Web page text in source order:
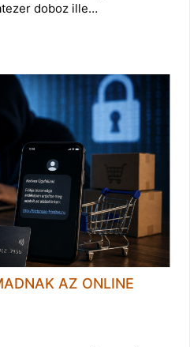
doboz ille…
AZ ONLINE